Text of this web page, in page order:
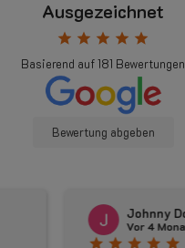
Ausgezeichnet
star star star star star
Basierend auf181 Bewertungen
Bewertung abgeben
Johnny Douwma